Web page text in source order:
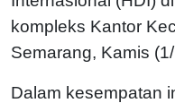
kompleks Kantor
Semarang, Kamis
Dalam kesempatan